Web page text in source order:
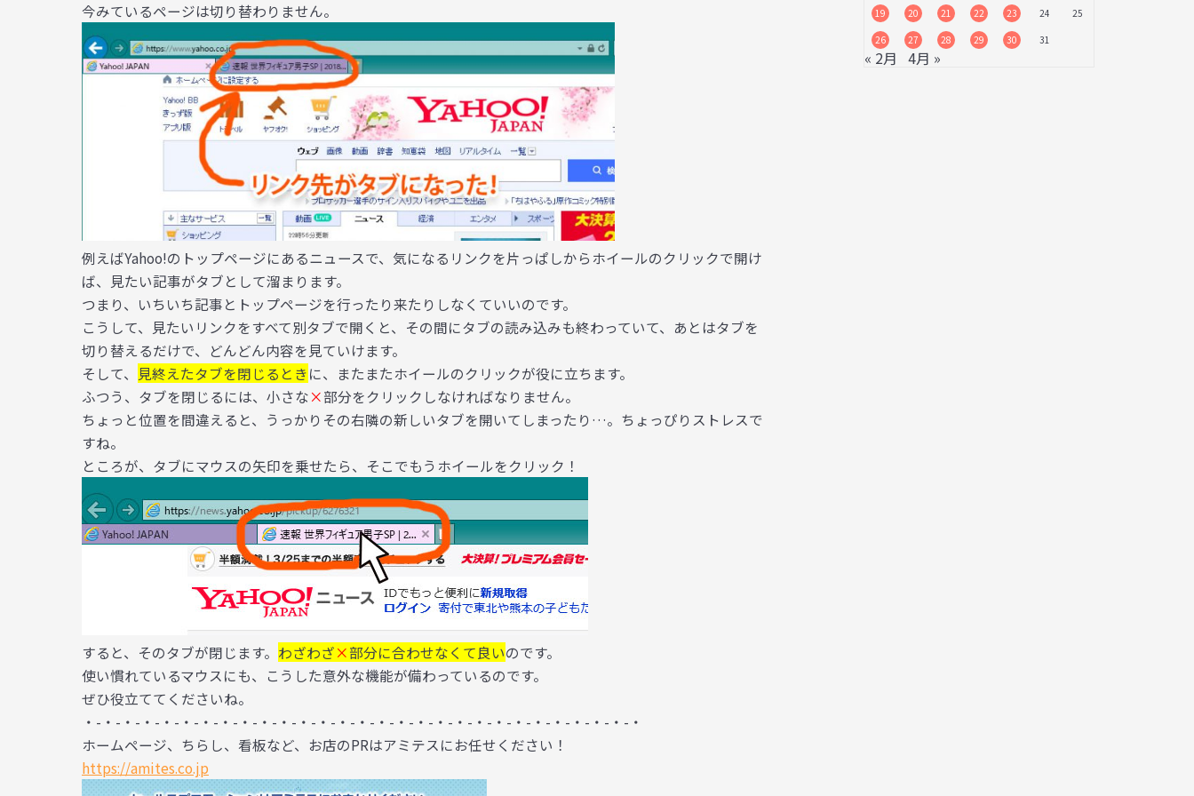
今みているページは切り替わりません。
例えばYahoo!のトップページにあるニュースで、気になるリンクを片っぱしからホイールのクリックで開け
ば、見たい記事がタブとして溜まります。
つまり、いちいち記事とトップページを行ったり来たりしなくていいのです。
こうして、見たいリンクをすべて別タブで開くと、その間にタブの読み込みも終わっていて、あとはタブを
切り替えるだけで、どんどん内容を見ていけます。
そして、
見終えたタブを閉じるときに、またまたホイールのクリックが役に立ちます。
ふつう、タブを閉じるには、小さな×部分をクリックしなければなりません。
ちょっと位置を間違えると、うっかりその右隣の新しいタブを開いてしまったり…。ちょっぴりストレスで
すね。
ところが、タブにマウスの矢印を乗せたら、そこでもうホイールをクリック！
すると、そのタブが閉じます。 わざわざ×部分に合わせなくて良いのです。
使い慣れているマウスにも、こうした意外な機能が備わっているのです。
ぜひ役立ててくださいね。
・-・-・-・-・-・-・-・-・-・-・-・-・-・-・-・-・-・-・-・-・-・-・-・-・-・-・-・-・
ホームページ、ちらし、看板など、お店のPRはアミテスにお任せください！
https://amites.co.jp
19 20 21 22 23 24
25
26
27 28 29 30 31
« 2月 4月 »